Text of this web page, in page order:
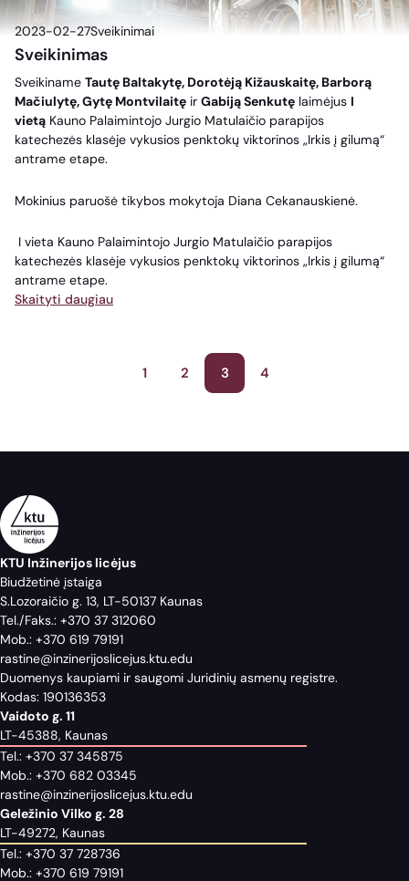
2023-02-27Sveikinimai
Sveikinimas
Sveikiname Tautę Baltakytę, Dorotėją Kižauskaitę, Barborą
Mačiulytę, Gytę Montvilaitę ir Gabiją Senkutę laimėjus I
vietą Kauno Palaimintojo Jurgio Matulaičio parapijos
katechezės klasėje vykusios penktokų viktorinos „Irkis į gilumą“
antrame etape.
Mokinius paruošė tikybos mokytoja Diana Cekanauskienė.
I vieta Kauno Palaimintojo Jurgio Matulaičio parapijos
katechezės klasėje vykusios penktokų viktorinos „Irkis į gilumą“
antrame etape.
Skaityti daugiau
1 2 3 4
KTU Inžinerijos licėjus
Biudžetinė įstaiga
S.Lozoraičio g. 13, LT-50137 Kaunas
Tel./Faks.: +370 37 312060
Mob.: +370 619 79191
rastine@inzinerijoslicejus.ktu.edu
Duomenys kaupiami ir saugomi Juridinių asmenų registre.
Kodas: 190136353
Vaidoto g. 11
LT-45388, Kaunas
Tel.: +370 37 345875
Mob.: +370 682 03345
rastine@inzinerijoslicejus.ktu.edu
Geležinio Vilko g. 28
LT-49272, Kaunas
Tel.: +370 37 728736
Mob.: +370 619 79191